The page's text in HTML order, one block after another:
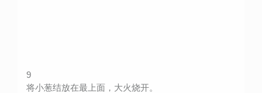
9
将小葱结放在最上面，大火烧开。